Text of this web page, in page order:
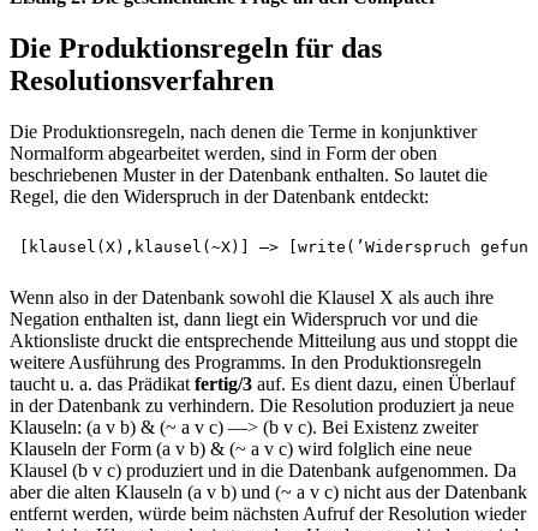
Die Produktionsregeln für das
Resolutionsverfahren
Die Produktionsregeln, nach denen die Terme in konjunktiver
Normalform abgearbeitet werden, sind in Form der oben
beschriebenen Muster in der Datenbank enthalten. So lautet die
Regel, die den Widerspruch in der Datenbank entdeckt:
Wenn also in der Datenbank sowohl die Klausel X als auch ihre
Negation enthalten ist, dann liegt ein Widerspruch vor und die
Aktionsliste druckt die entsprechende Mitteilung aus und stoppt die
weitere Ausführung des Programms. In den Produktionsregeln
taucht u. a. das Prädikat fertig/3 auf. Es dient dazu, einen Überlauf
in der Datenbank zu verhindern. Die Resolution produziert ja neue
Klauseln: (a v b) & (~ a v c) —> (b v c). Bei Existenz zweiter
Klauseln der Form (a v b) & (~ a v c) wird folglich eine neue
Klausel (b v c) produziert und in die Datenbank aufgenommen. Da
aber die alten Klauseln (a v b) und (~ a v c) nicht aus der Datenbank
entfernt werden, würde beim nächsten Aufruf der Resolution wieder